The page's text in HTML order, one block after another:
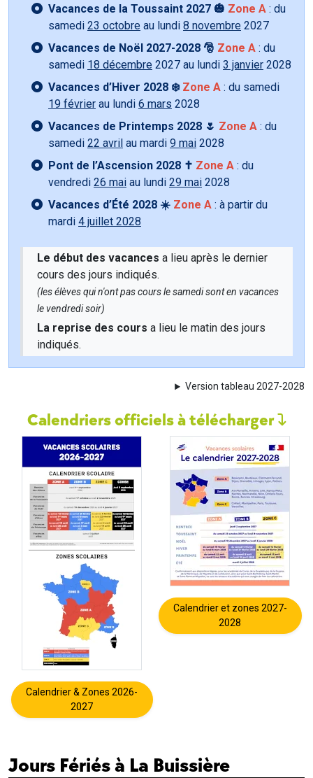
Vacances de la Toussaint 2027 🎃 Zone A : du
samedi 23 octobre au lundi 8 novembre 2027
Vacances de Noël 2027-2028 🎅 Zone A : du
samedi 18 décembre 2027 au lundi 3 janvier 2028
Vacances d’Hiver 2028 ❄️ Zone A : du samedi
19 février au lundi 6 mars 2028
Vacances de Printemps 2028 🌷 Zone A : du
samedi 22 avril au mardi 9 mai 2028
Pont de l’Ascension 2028 ✝️ Zone A : du
vendredi 26 mai au lundi 29 mai 2028
Vacances d’Été 2028 ☀️ Zone A : à partir du
mardi 4 juillet 2028
Le début des vacances a lieu après le dernier
cours des jours indiqués.
(les élèves qui n'ont pas cours le samedi sont en vacances
le vendredi soir)
La reprise des cours a lieu le matin des jours
indiqués.
Version tableau 2027-2028
Calendriers officiels à télécharger
Calendrier & Zones 2026-
2027
Calendrier et zones 2027-
2028
Jours Fériés à La Buissière